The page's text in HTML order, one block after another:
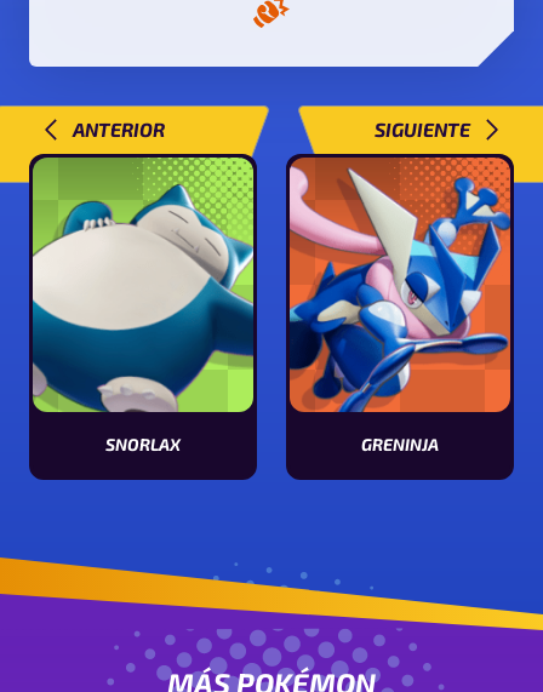
ANTERIOR
SNORLAX
Ver características de Snorlax
SIGUIENTE
GRENINJA
Ver características de Greninja
MÁS POKÉMON